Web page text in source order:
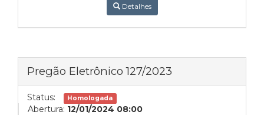
Detalhes
Pregão Eletrônico 127/2023
Status: Homologada
Abertura: 12/01/2024 08:00